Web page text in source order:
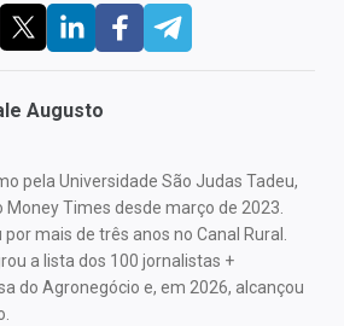
Augusto
pela Universidade São Judas Tadeu,
Times desde março de 2023.
mais de três anos no Canal Rural.
a lista dos 100 jornalistas +
do Agronegócio e, em 2026, alcançou